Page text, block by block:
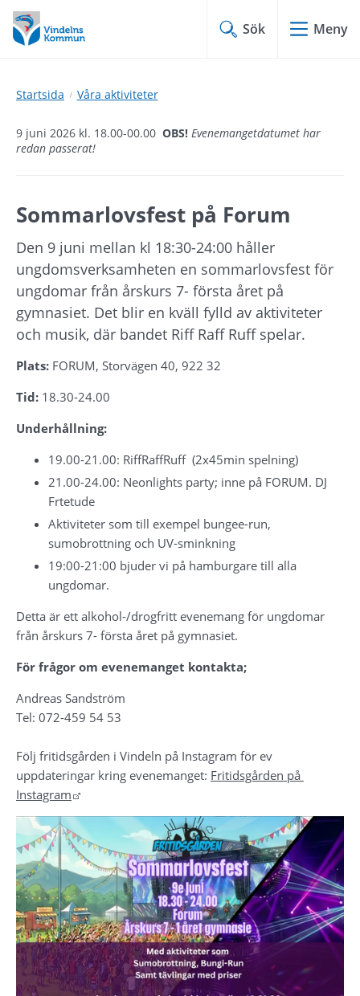
Hoppa
till
innehåll
Hoppa
till
undermeny
Sök Meny
Startsida Våra aktiviteter
9 juni 2026 kl. 18.00-00.00 OBS! Evenemangetdatumet har
redan passerat!
Sommarlovsfest på Forum
Den 9 juni mellan kl 18:30-24:00 håller
ungdomsverksamheten en sommarlovsfest för
ungdomar från årskurs 7- första året på
gymnasiet. Det blir en kväll fylld av aktiviteter
och musik, där bandet Riff Raff Ruff spelar.
Plats: FORUM, Storvägen 40, 922 32
Tid: 18.30-24.00
Underhållning:
19.00-21.00: RiffRaffRuff  (2x45min spelning)
21.00-24.00: Neonlights party; inne på FORUM. DJ
Frtetude
Aktiviteter som till exempel bungee-run,
sumobrottning och UV-sminkning
19:00-21:00 bjuder vi på hamburgare till alla
ungdomar.
Detta är ett alkohol-/drogfritt evenemang för ungdomar
från årskurs 7- första året på gymnasiet.
För frågor om evenemanget kontakta;
Andreas Sandström
Tel: 072-459 54 53
Följ fritidsgården i Vindeln på Instagram för ev
uppdateringar kring evenemanget: Fritidsgården på
Instagram